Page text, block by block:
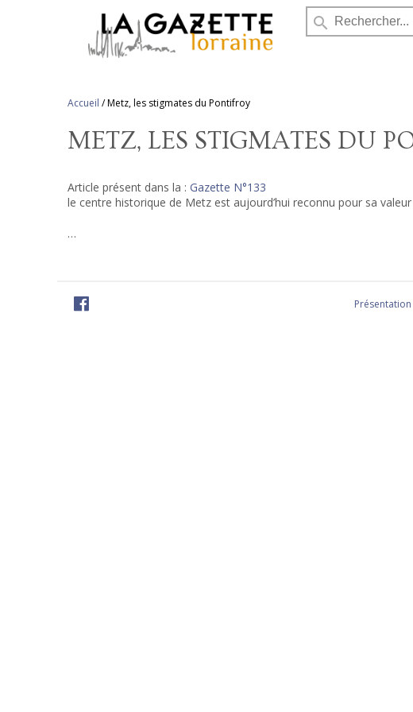
search
Accueil /Metz, les stigmates du Pontifroy
METZ, LES STIGMATES DU
Article présent dans la : Gazette N°133
le centre historique de Metz est aujourd’hui reconnu pour sa
…
Présentation